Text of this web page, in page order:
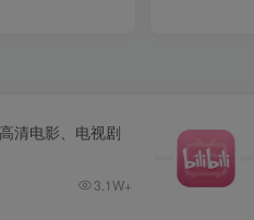
清电影、电视剧
3.1W+